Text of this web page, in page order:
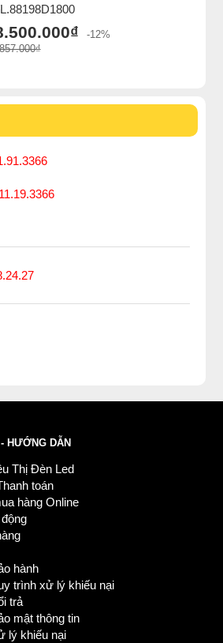
-12%
HƯỚNG DẪN
Thị Đèn Led
toán
hàng Online
hành
trình xử lý khiếu nại
trả
mật thông tin
lý khiếu nại